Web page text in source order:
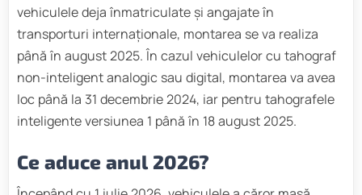
vehiculele deja înmatriculate și angajate în
transporturi internaționale, montarea se va realiza
până în august 2025. În cazul vehiculelor cu tahograf
non-inteligent analogic sau digital, montarea va avea
loc până la 31 decembrie 2024, iar pentru tahografele
inteligente versiunea 1 până în 18 august 2025.
Ce aduce anul 2026?